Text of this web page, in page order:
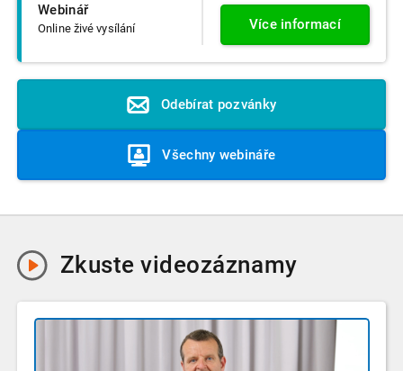
Webinář
Online živé vysílání Více informací
Odebírat pozvánky
Všechny webináře
Zkustevideozáznamy